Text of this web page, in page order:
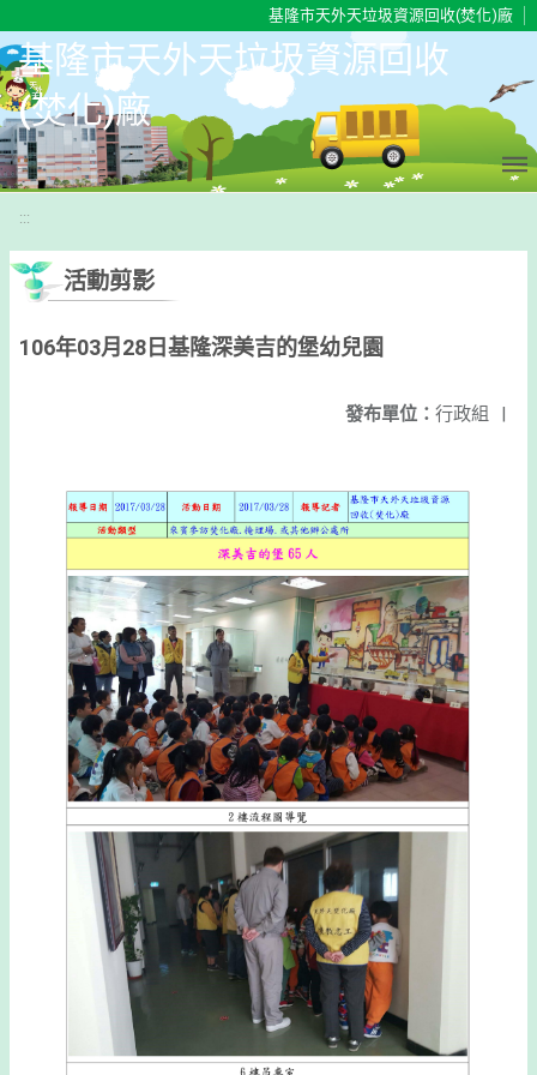
基隆市天外天垃圾資源回收(焚化)廠
基隆市天外天垃圾資源回收
(焚化)廠
:::
活動剪影
106年03月28日基隆深美吉的堡幼兒園
發布單位： 行政組 |